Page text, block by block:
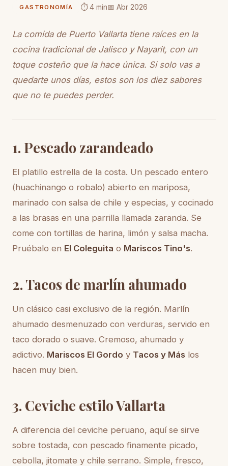
GASTRONOMÍA ⏱ 4 min📅 Abr 2026
La comida de Puerto Vallarta tiene raíces en la
cocina tradicional de Jalisco y Nayarit, con un
toque costeño que la hace única. Si solo vas a
quedarte unos días, estos son los diez sabores
que no te puedes perder.
1. Pescado zarandeado
El platillo estrella de la costa. Un pescado entero
(huachinango o robalo) abierto en mariposa,
marinado con salsa de chile y especias, y cocinado
a las brasas en una parrilla llamada zaranda. Se
come con tortillas de harina, limón y salsa macha.
Pruébalo en El Coleguita o Mariscos Tino's.
2. Tacos de marlín ahumado
Un clásico casi exclusivo de la región. Marlín
ahumado desmenuzado con verduras, servido en
taco dorado o suave. Cremoso, ahumado y
adictivo. Mariscos El Gordo y Tacos y Más los
hacen muy bien.
3. Ceviche estilo Vallarta
A diferencia del ceviche peruano, aquí se sirve
sobre tostada, con pescado finamente picado,
cebolla, jitomate y chile serrano. Simple, fresco,